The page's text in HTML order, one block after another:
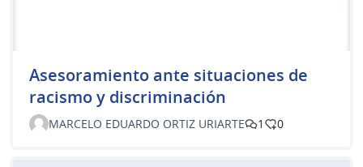
Asesoramiento ante situaciones de
racismo y discriminación
MARCELO EDUARDO ORTIZ URIARTE 1 0